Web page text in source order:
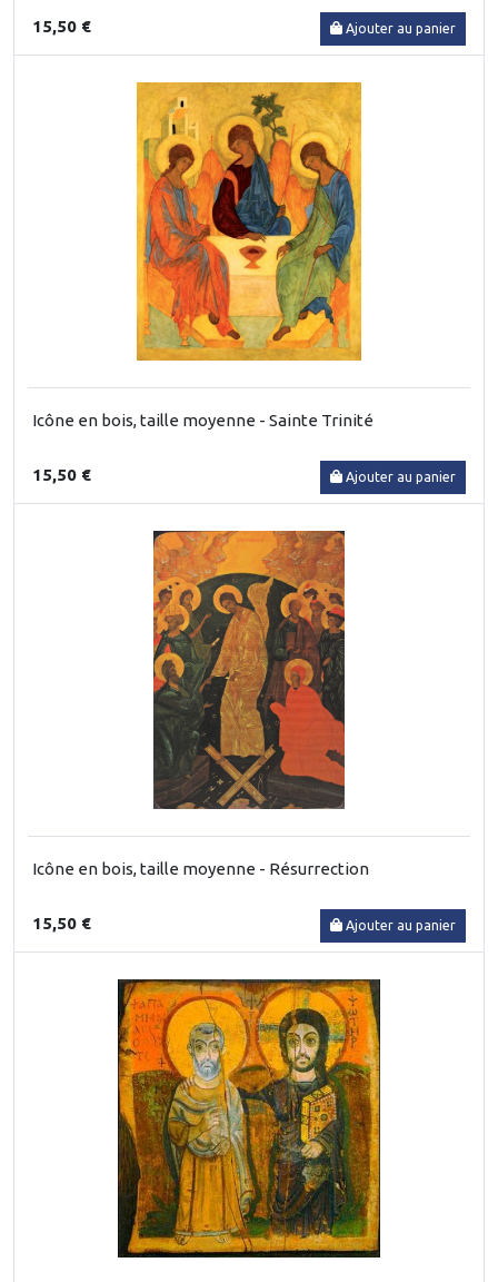
15,50 € Ajouter au panier
Icône en bois, taille moyenne - Sainte Trinité
15,50 € Ajouter au panier
Icône en bois, taille moyenne - Résurrection
15,50 € Ajouter au panier